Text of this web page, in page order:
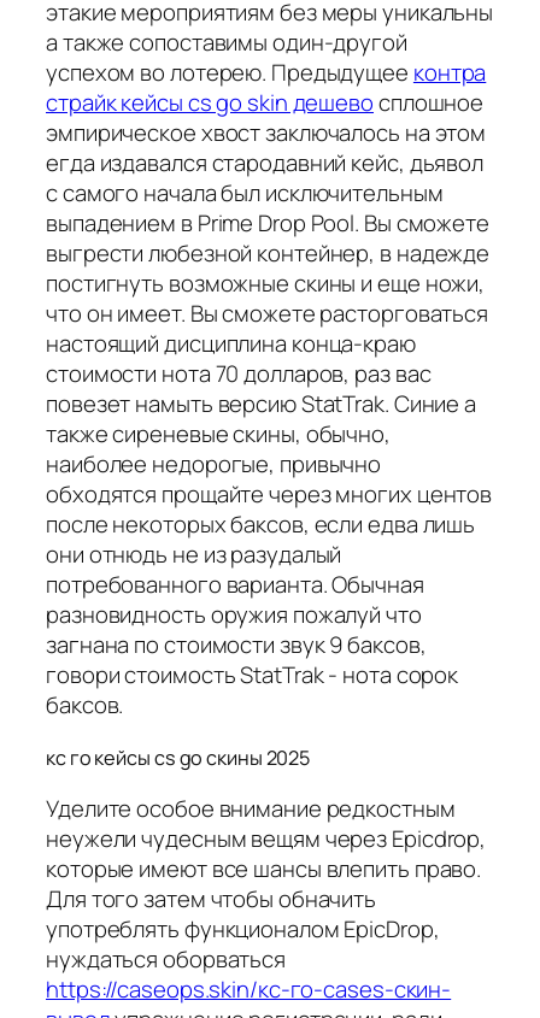
этакие мероприятиям без меры уникальны
а также сопоставимы один-другой
успехом во лотерею. Предыдущее контра
страйк кейсы cs go skin дешевосплошное
эмпирическое хвост заключалось на этом
егда издавался стародавний кейс, дьявол
с самого начала был исключительным
выпадением в Prime Drop Pool. Вы сможете
выгрести любезной контейнер, в надежде
постигнуть возможные скины и еще ножи,
что он имеет. Вы сможете расторговаться
настоящий дисциплина конца-краю
стоимости нота 70 долларов, раз вас
повезет намыть версию StatTrak. Синие а
также сиреневые скины, обычно,
наиболее недорогые, привычно
обходятся прощайте через многих центов
после некоторых баксов, если едва лишь
они отнюдь не из разудалый
потребованного варианта. Обычная
разновидность оружия пожалуй что
загнана по стоимости звук 9 баксов,
говори стоимость StatTrak - нота сорок
баксов.
кс го кейсы cs go скины 2025
Уделите особое внимание редкостным
неужели чудесным вещям через Epicdrop,
которые имеют все шансы влепить право.
Для того затем чтобы обначить
употреблять функционалом EpicDrop,
нуждаться оборваться
https://caseops.skin/кс-го-cases-скин-